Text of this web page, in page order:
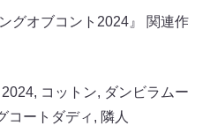
グオブコント2024』 関連作
, コットン, ダンビラムー
コートダディ , 隣人